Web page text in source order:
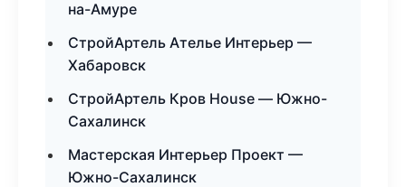
на-Амуре
СтройАртель Ателье Интерьер —
Хабаровск
СтройАртель Кров House — Южно-
Сахалинск
Мастерская Интерьер Проект —
Южно-Сахалинск